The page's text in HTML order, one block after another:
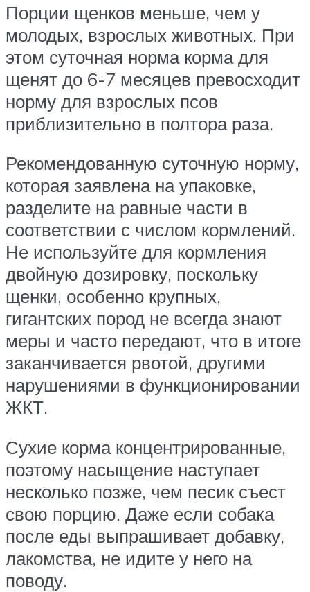
Порции щенков меньше, чем у
молодых, взрослых животных. При
этом суточная норма корма для
щенят до 6-7 месяцев превосходит
норму для взрослых псов
приблизительно в полтора раза.
Рекомендованную суточную норму,
которая заявлена на упаковке,
разделите на равные части в
соответствии с числом кормлений.
Не используйте для кормления
двойную дозировку, поскольку
щенки, особенно крупных,
гигантских пород не всегда знают
меры и часто передают, что в итоге
заканчивается рвотой, другими
нарушениями в функционировании
ЖКТ.
Сухие корма концентрированные,
поэтому насыщение наступает
несколько позже, чем песик съест
свою порцию. Даже если собака
после еды выпрашивает добавку,
лакомства, не идите у него на
поводу.